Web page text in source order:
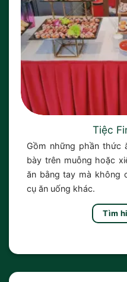
Tiệc
Gồm những phần thức
bày trên muỗng hoặc
ăn bằng tay mà không
cụ ăn uống khác.
Tìm